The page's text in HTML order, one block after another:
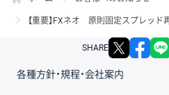
【重要】FXネオ 原則固定スプレッド
SHARE X
各種方針・規程・会社案内